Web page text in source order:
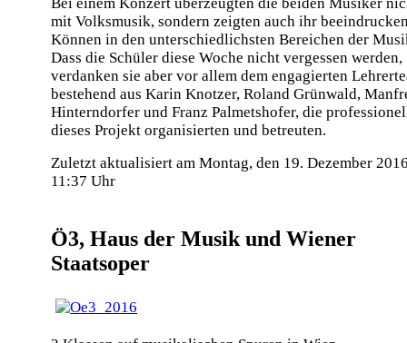
mit Volksmusik, sondern zeigten auch ihr
Können in den unterschiedlichsten Bereichen der
Dass die Schüler diese Woche nicht vergessen werden,
verdanken sie aber vor allem dem engagierten
bestehend aus Karin Knotzer, Roland Grünwald,
Hinterndorfer und Franz Palmetshofer, die
dieses Projekt organisierten und betreuten.
Zuletzt aktualisiert am Montag, den 19. Dezember
11:37 Uhr
Ö3, Haus der Musik und Wiener
Staatsoper